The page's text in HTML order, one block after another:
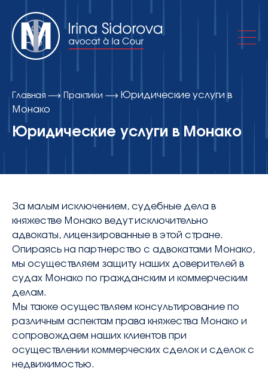
Об адвокатском кабинете
Контакты
contact@avocatsidorova.fr
+33 6 29 90 28 59
FR EN RU
Главная Практики
Юридические услуги в
Монако
Юридические услуги в Монако
За малым исключением, судебные дела в
княжестве Монако ведут исключительно
адвокаты, лицензированные в этой стране.
Опираясь на партнерство с адвокатами Монако,
мы осуществляем защиту наших доверителей в
судах Монако по гражданским и коммерческим
делам.
Мы также осуществляем консультирование по
различным аспектам права княжества Монако и
сопровождаем наших клиентов при
осуществлении коммерческих сделок и сделок с
недвижимостью.